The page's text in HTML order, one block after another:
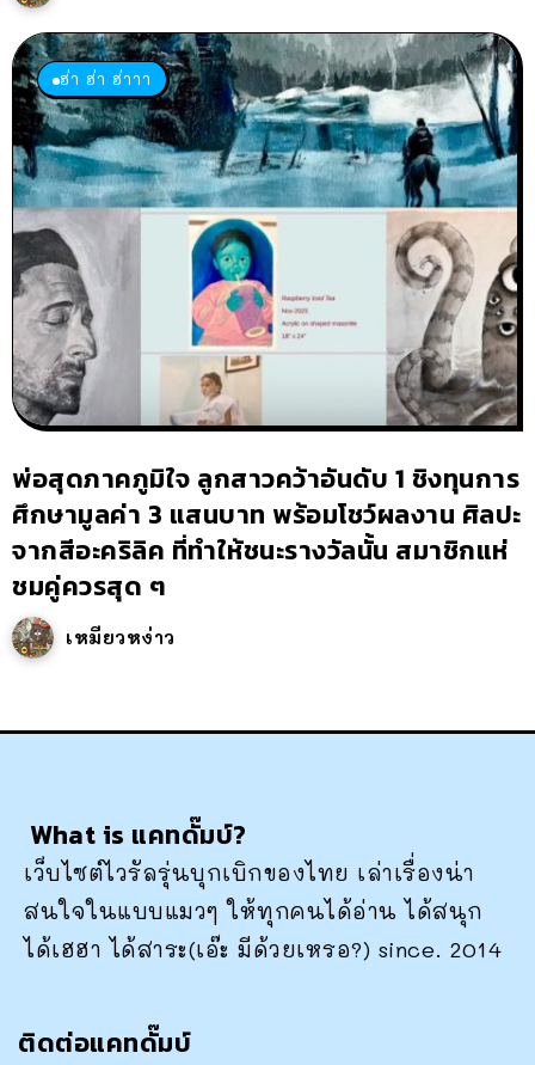
ฮ่า ฮ่า ฮ่าาา
พ่อสุดภาคภูมิใจ ลูกสาวคว้าอันดับ 1 ชิงทุนการ
ศึกษามูลค่า 3 แสนบาท พร้อมโชว์ผลงาน ศิลปะ
จากสีอะคริลิค ที่ทำให้ชนะรางวัลนั้น สมาชิกแห่
ชมคู่ควรสุด ๆ
เหมียวหง่าว
What is แคทดั๊มบ์?
เว็บไซต์ไวรัลรุ่นบุกเบิกของไทย เล่าเรื่องน่า
สนใจในแบบแมวๆ ให้ทุกคนได้อ่าน ได้สนุก
ได้เฮฮา ได้สาระ(เอ๊ะ มีด้วยเหรอ?) since. 2014
ติดต่อแคทดั๊มบ์